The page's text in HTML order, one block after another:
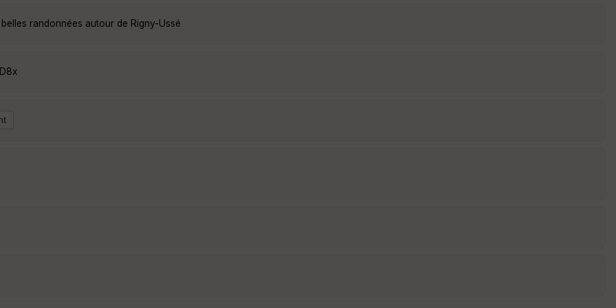
randonnées autour de Rigny-Ussé